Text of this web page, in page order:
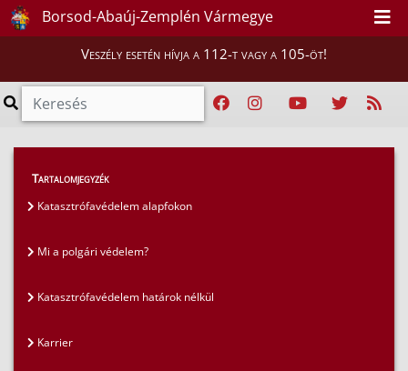
Borsod-Abaúj-Zemplén Vármegye
Veszély esetén hívja a 112-t vagy a 105-öt!
GYIK > Gyakran ismételt kérdések
Katasztrófavédelem alapfokon
Tartalomjegyzék
Katasztrófavédelem alapfokon
Mi a polgári védelem?
Katasztrófavédelem határok nélkül
Karrier